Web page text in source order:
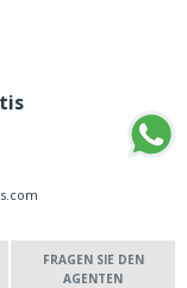
FRAGEN SIE DEN
AGENTEN